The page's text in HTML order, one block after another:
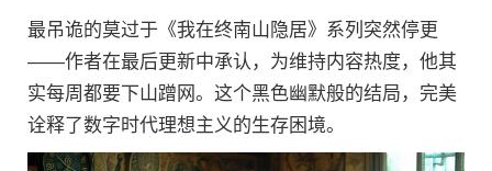
最吊诡的莫过于《我在终南山隐居》系列突然停更
——作者在最后更新中承认，为维持内容热度，他其
实每周都要下山蹭网。这个黑色幽默般的结局，完美
诠释了数字时代理想主义的生存困境。